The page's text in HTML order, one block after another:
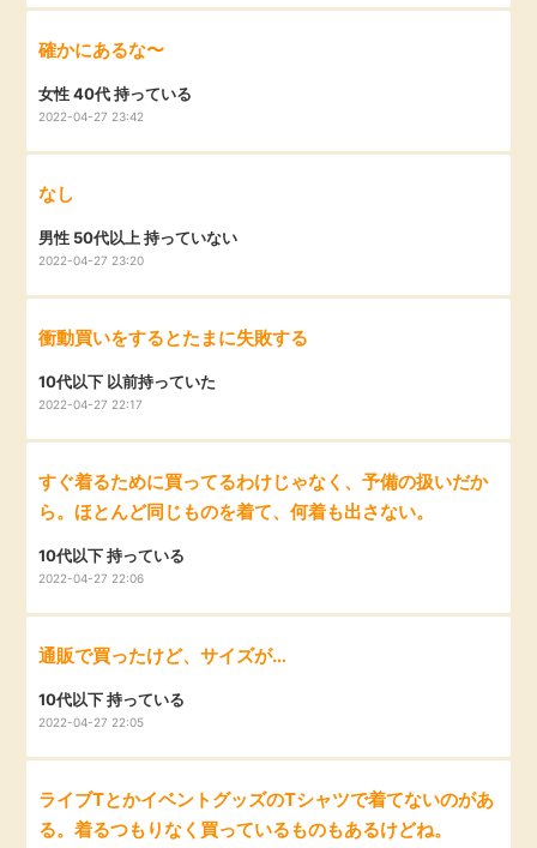
ヘルプセンター
確かにあるな〜
女性 40代 持っている
2022-04-27 23:42
なし
男性 50代以上 持っていない
2022-04-27 23:20
衝動買いをするとたまに失敗する
10代以下 以前持っていた
2022-04-27 22:17
すぐ着るために買ってるわけじゃなく、予備の扱いだか
ら。ほとんど同じものを着て、何着も出さない。
10代以下 持っている
2022-04-27 22:06
通販で買ったけど、サイズが…
10代以下 持っている
2022-04-27 22:05
ライブTとかイベントグッズのTシャツで着てないのがあ
る。着るつもりなく買っているものもあるけどね。